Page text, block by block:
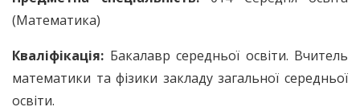
(Математика)
Кваліфікація: Бакалавр середньої освіти. Вчитель
математики та фізики закладу загальної середньої
освіти.